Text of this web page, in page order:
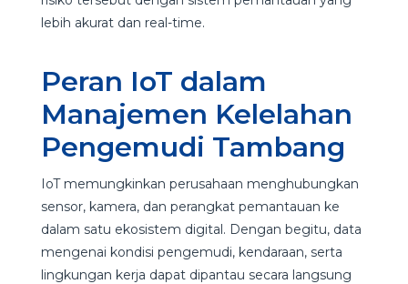
lebih akurat dan real-time.
Peran IoT dalam
Manajemen Kelelahan
Pengemudi Tambang
IoT memungkinkan perusahaan menghubungkan
sensor, kamera, dan perangkat pemantauan ke
dalam satu ekosistem digital. Dengan begitu, data
mengenai kondisi pengemudi, kendaraan, serta
lingkungan kerja dapat dipantau secara langsung